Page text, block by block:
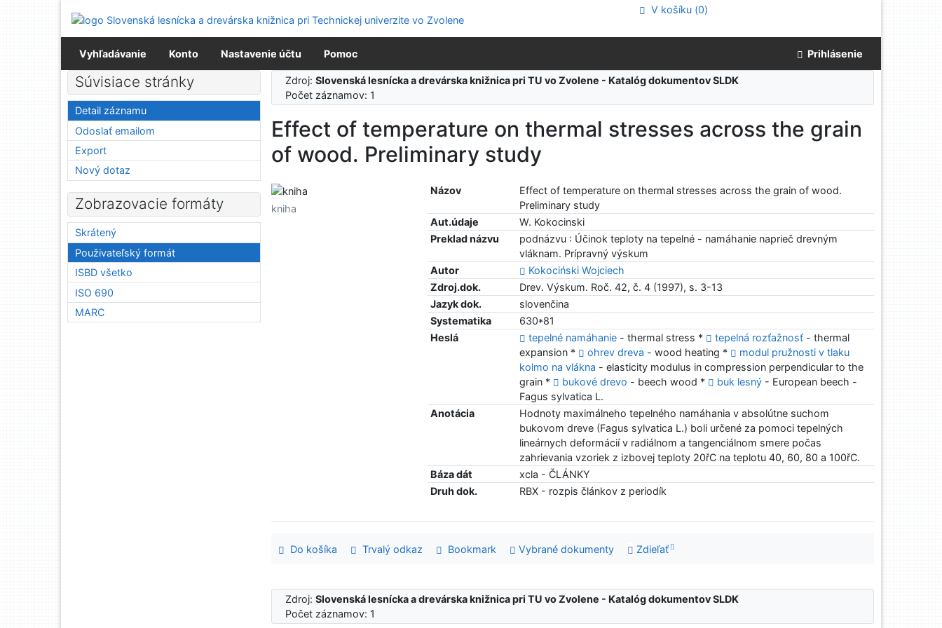
Prejsť na menu
Prehlásenie o webovej prístupnosti
V košíku (0)
Vyhľadávanie Konto Nastavenie účtu Pomoc Prihlásenie
Zdroj:Slovenská lesnícka a drevárska knižnica pri TU vo Zvolene - Katalóg dokumentov SLDK
Počet záznamov: 1
Effect of temperature on thermal stresses across the grain
of wood. Preliminary study
Názov
Effect of temperature on thermal stresses across the grain of wood.
Preliminary study
Aut.údaje
W. Kokocinski
Preklad názvu
podnázvu : Účinok teploty na tepelné - namáhanie naprieč drevným
vláknam. Prípravný výskum
Autor
Kokociński Wojciech
Zdroj.dok.
Drev. Výskum. Roč. 42, č. 4 (1997), s. 3-13
Jazyk dok.
slovenčina
Systematika
630*81
Heslá
tepelné namáhanie - thermal stress * tepelná rozťažnosť - thermal
expansion *
ohrev dreva - wood heating *
modul pružnosti v tlaku
kolmo na vlákna - elasticity modulus in compression perpendicular to the
grain *
bukové drevo - beech wood * buk lesný - European beech -
Fagus sylvatica L.
Anotácia
Hodnoty maximálneho tepelného namáhania v absolútne suchom
bukovom dreve (Fagus sylvatica L.) boli určené za pomoci tepelných
lineárnych deformácií v radiálnom a tangenciálnom smere počas
zahrievania vzoriek z izbovej teploty 20řC na teplotu 40, 60, 80 a 100řC.
Báza dát
xcla - ČLÁNKY
Druh dok.
RBX - rozpis článkov z periodík
kniha
Do košíka Trvalý odkaz Bookmark Vybrané dokumenty Zdieľať
Zdroj:Slovenská lesnícka a drevárska knižnica pri TU vo Zvolene - Katalóg dokumentov SLDK
Počet záznamov: 1
Súvisiace stránky
Detail záznamu
Odoslať emailom
Export
Nový dotaz
Zobrazovacie formáty
Skrátený
Použivateľský formát
ISBD všetko
ISO 690
MARC